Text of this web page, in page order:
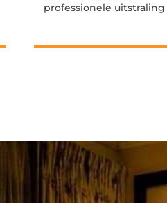
professionele uitstraling